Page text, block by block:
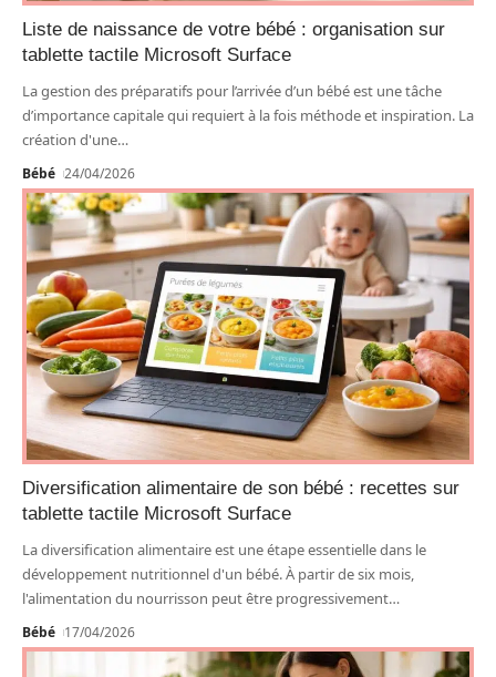
Liste de naissance de votre bébé : organisation sur
tablette tactile Microsoft Surface
La gestion des préparatifs pour l’arrivée d’un bébé est une tâche
d’importance capitale qui requiert à la fois méthode et inspiration. La
création d'une…
Bébé 24/04/2026
Diversification alimentaire de son bébé : recettes sur
tablette tactile Microsoft Surface
La diversification alimentaire est une étape essentielle dans le
développement nutritionnel d'un bébé. À partir de six mois,
l'alimentation du nourrisson peut être progressivement…
Bébé 17/04/2026